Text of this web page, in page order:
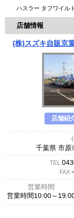
ハスラー タフワイル
店舗情報
(株)スズキ自販京
店舗紹
千葉県 市原
TEL
FAX
営業時間
営業時間10:00～